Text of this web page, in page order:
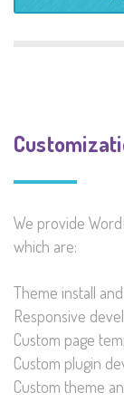
We provide
which are:
Theme install
Responsive
Custom page
Custom plugin
Custom theme